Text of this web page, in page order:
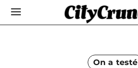
On a testé